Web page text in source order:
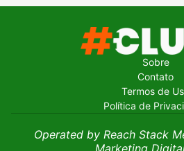
Sobre
Contato
Termos de
Política de
Operated by Reach Stack